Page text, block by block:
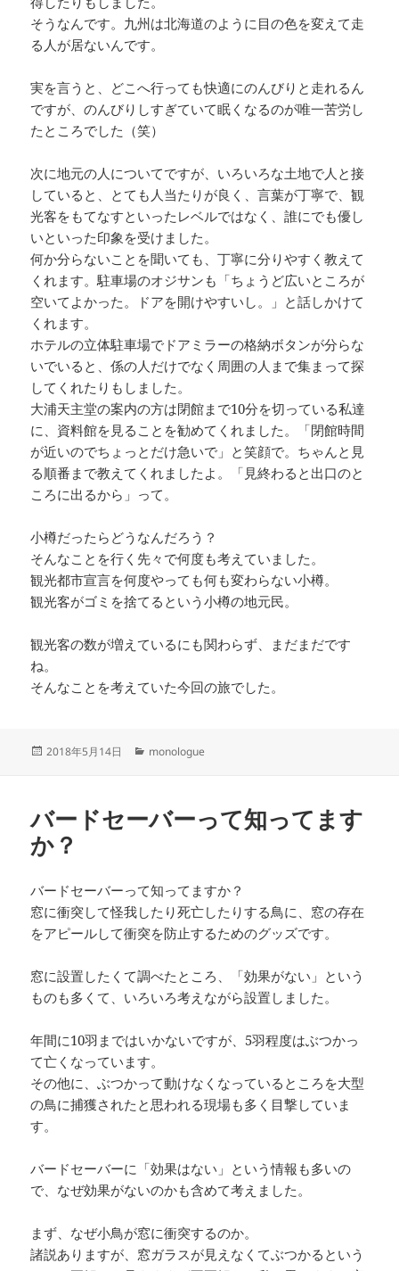
そうなんです。九州は北海道のように目の色を変えて走
る人が居ないんです。
実を言うと、どこへ行っても快適にのんびりと走れるん
ですが、のんびりしすぎていて眠くなるのが唯一苦労し
たところでした（笑）
次に地元の人についてですが、いろいろな土地で人と接
していると、とても人当たりが良く、言葉が丁寧で、観
光客をもてなすといったレベルではなく、誰にでも優し
いといった印象を受けました。
何か分らないことを聞いても、丁寧に分りやすく教えて
くれます。駐車場のオジサンも「ちょうど広いところが
空いてよかった。ドアを開けやすいし。」と話しかけて
くれます。
ホテルの立体駐車場でドアミラーの格納ボタンが分らな
いでいると、係の人だけでなく周囲の人まで集まって探
してくれたりもしました。
大浦天主堂の案内の方は閉館まで10分を切っている私達
に、資料館を見ることを勧めてくれました。「閉館時間
が近いのでちょっとだけ急いで」と笑顔で。ちゃんと見
る順番まで教えてくれましたよ。「見終わると出口のと
ころに出るから」って。
小樽だったらどうなんだろう？
そんなことを行く先々で何度も考えていました。
観光都市宣言を何度やっても何も変わらない小樽。
観光客がゴミを捨てるという小樽の地元民。
観光客の数が増えているにも関わらず、まだまだです
ね。
そんなことを考えていた今回の旅でした。
投
2018年5月14日
カ
ー
monologue
バードセーバーって知ってます
か？
バードセーバーって知ってますか？
窓に衝突して怪我したり死亡したりする鳥に、窓の存在
をアピールして衝突を防止するためのグッズです。
窓に設置したくて調べたところ、「効果がない」という
ものも多くて、いろいろ考えながら設置しました。
年間に10羽まではいかないですが、5羽程度はぶつかっ
て亡くなっています。
その他に、ぶつかって動けなくなっているところを大型
の鳥に捕獲されたと思われる現場も多く目撃していま
す。
バードセーバーに「効果はない」という情報も多いの
で、なぜ効果がないのかも含めて考えました。
まず、なぜ小鳥が窓に衝突するのか。
諸説ありますが、窓ガラスが見えなくてぶつかるという